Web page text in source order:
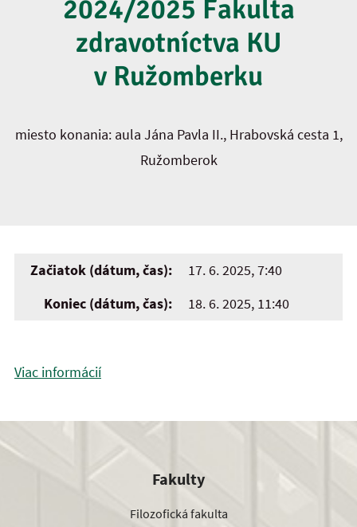
2024/2025 Fakulta
zdravotníctva KU
v Ružomberku
miesto konania: aula Jána Pavla II., Hrabovská cesta 1,
Ružomberok
Začiatok (dátum, čas):
17. 6. 2025, 7:40
Koniec (dátum, čas):
18. 6. 2025, 11:40
Viac informácií
Fakulty
Filozofická fakulta